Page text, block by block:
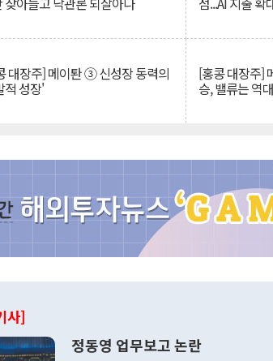
대장주] 메이퇀 ③ 신성장 동력의
적 성장'
[홍콩 대장주]
승, 밸류는 역
사]
정동영 업무보고 논란